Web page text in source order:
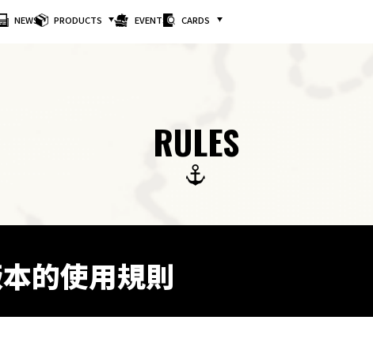
NEWS PRODUCTS EVENTS CARDS
RULES
的使用規則